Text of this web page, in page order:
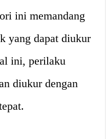
ini memandang
yang dapat diukur
ini, perilaku
diukur dengan